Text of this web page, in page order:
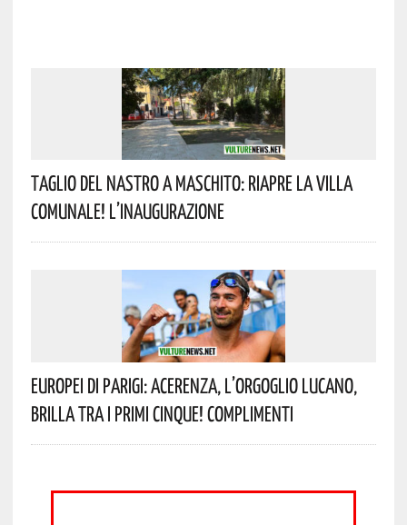
Taglio Del Nastro A Maschito: Riapre La Villa
Comunale! L’inaugurazione
Europei Di Parigi: Acerenza, L’orgoglio Lucano,
Brilla Tra I Primi Cinque! Complimenti